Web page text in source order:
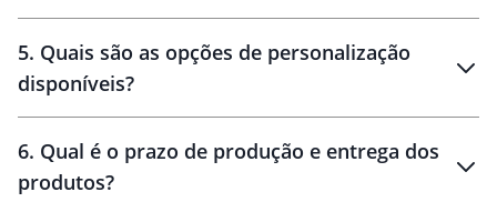
brinde
personalização
amostra virtual
5. Quais são as opções de personalização
disponíveis?
6. Qual é o prazo de produção e entrega dos
produtos?